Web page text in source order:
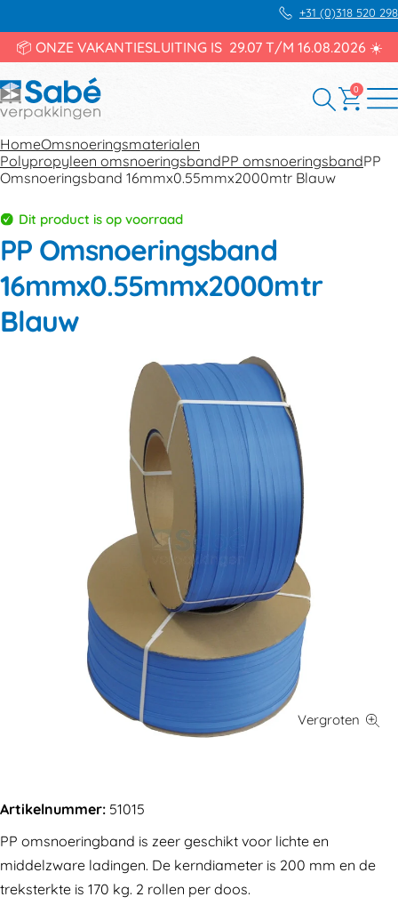
+31 (0)318 520 298
📦 ONZE VAKANTIESLUITING IS 29.07 T/M 16.08.2026 ☀️
0
HomeOmsnoeringsmaterialen
Polypropyleen omsnoeringsbandPP omsnoeringsbandPP
Omsnoeringsband 16mmx0.55mmx2000mtr Blauw
Dit product is op voorraad
PP Omsnoeringsband
16mmx0.55mmx2000mtr
Blauw
Artikelnummer: 51015
PP omsnoeringband is zeer geschikt voor lichte en
middelzware ladingen. De kerndiameter is 200 mm en de
treksterkte is 170 kg. 2 rollen per doos.